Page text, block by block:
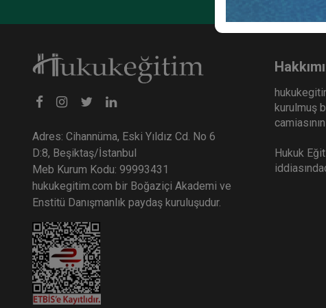
İngilizce ve İtalyanca bilmektedir. “Elektronik Ticarette
Adres: Cihannüma, Eski Yıldız Cd. No 6
D:8, Beşiktaş/İstanbul
Meb Kurum Kodu: 99993431
hukukegitim.com bir Boğaziçi Akademi ve
Enstitü Danışmanlık paydaş kuruluşudur.
kurulmuş
Hukuk